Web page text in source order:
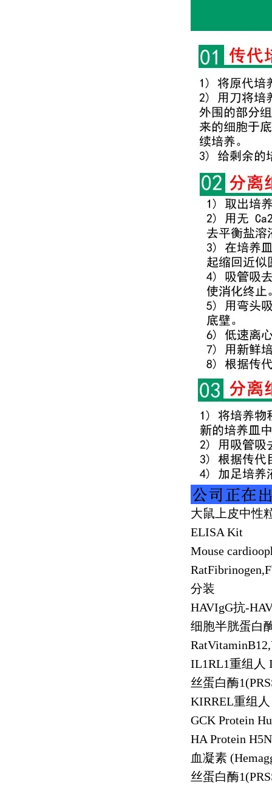
大鼠上皮中性
ELISA Kit
Mouse
分装
HAVIgG抗-
细胞半胱蛋白
IL1RL1重组人
丝蛋白酶
KIRREL重组人
GCK Protein
HA Protein
血凝素
丝蛋白酶